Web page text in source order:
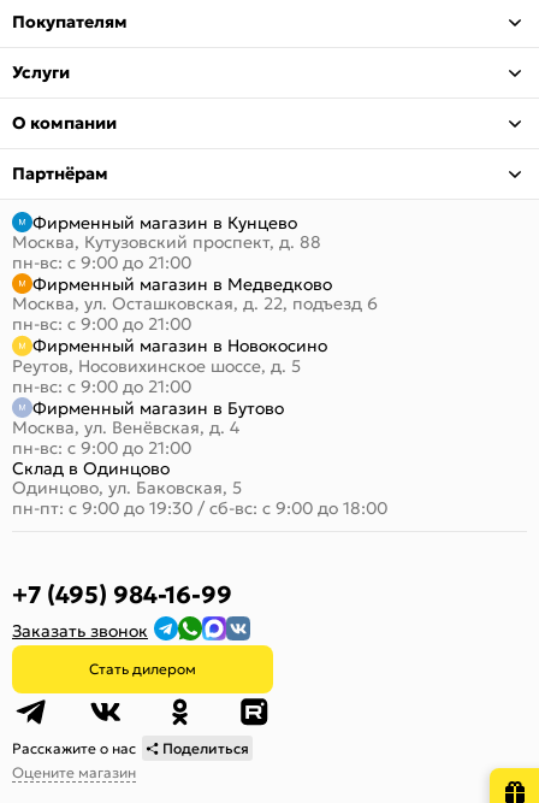
Покупателям
Услуги
О компании
Партнёрам
Фирменный магазин в Кунцево
Москва, Кутузовский проспект, д. 88
пн-вс: с 9:00 до 21:00
Фирменный магазин в Медведково
Москва, ул. Осташковская, д. 22, подъезд 6
пн-вс: с 9:00 до 21:00
Фирменный магазин в Новокосино
Реутов, Носовихинское шоссе, д. 5
пн-вс: с 9:00 до 21:00
Фирменный магазин в Бутово
Москва, ул. Венёвская, д. 4
пн-вс: с 9:00 до 21:00
Склад в Одинцово
Одинцово, ул. Баковская, 5
пн-пт: с 9:00 до 19:30 / сб-вс: с 9:00 до 18:00
+7 (495) 984-16-99
Заказать звонок
Стать дилером
Расскажите о нас
Поделиться
Оцените магазин